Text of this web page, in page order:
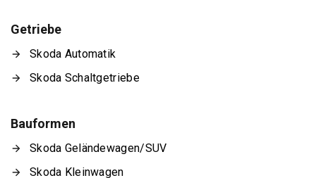
Getriebe
Skoda Automatik
Skoda Schaltgetriebe
Bauformen
Skoda Geländewagen/SUV
Skoda Kleinwagen